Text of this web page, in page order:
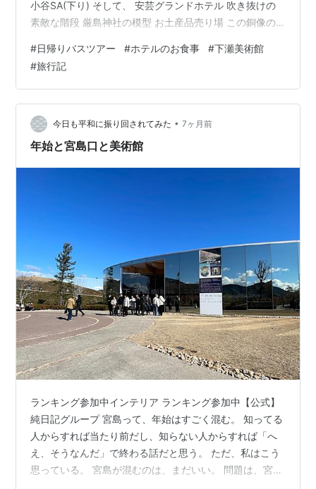
小谷SA(下り) そして、 安芸グランドホテル 吹き抜けの
素敵な階段 厳島神社の模型 お土産品売り場 この銅像の
ドホテルの 『瀬戸内御膳』です 左の器の蓋を開けると
海の幸の海鮮丼！！！ 煮物、なんだか忘れました 瀬戸内
のお刺身 デザート 後から出された揚げたて天麩羅！ 美
味しくいただきました ごちそうさまでした😋 が、全てが
スモールで ちょっと物足りなか…
#日帰りバスツアー #ホテルのお食事 #下瀬美術館
#旅行記
今日も平和に振り回されてみた • 7ヶ月前
年始と宮島口と美術館
ランキング参加中インテリア ランキング参加中【公式】
純日記グループ 宮島って、年始はすごく混む。 知ってる
人からすれば当たり前だし、知らない人からすれば「へ
え、そうなんだ」で終わる話だと思う。 ただ、私はこう
思っている。 宮島が混むのは、まだいい。 問題は、宮島